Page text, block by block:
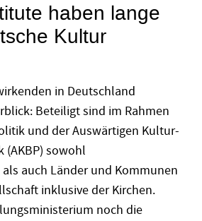
haben lange
Kultur
in Deutschland
Beteiligt sind im Rahmen
und der Auswärtigen Kultur-
sowohl
auch Länder und Kommunen
inklusive der Kirchen.
noch die